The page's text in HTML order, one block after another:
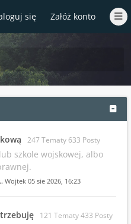
się Załóż konto
najnowszych wpisów od
247 Tematy 633 Posty
szkole wojskowej, albo
Wojtek 05 sie 2026, 16:23
121 Tematy 433 Posty